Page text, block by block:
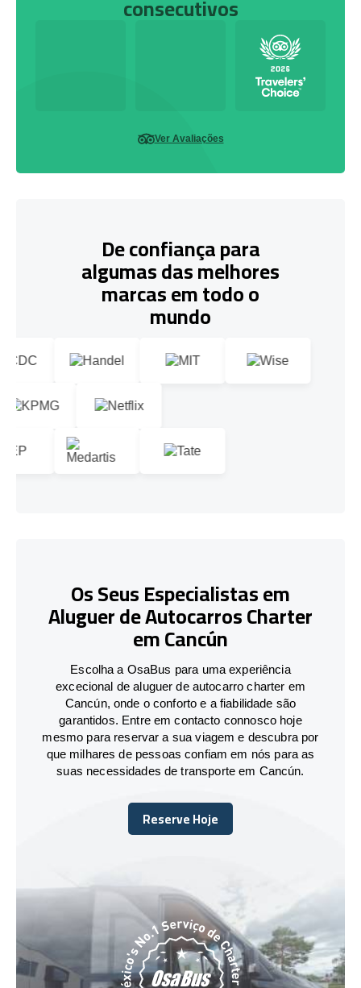
consecutivos
Ver Avaliações
De confiança para
algumas das melhores
marcas em todo o
mundo
Os Seus Especialistas em
Aluguer de Autocarros Charter
em Cancún
Escolha a OsaBus para uma experiência
excecional de aluguer de autocarro charter em
Cancún, onde o conforto e a fiabilidade são
garantidos. Entre em contacto connosco hoje
mesmo para reservar a sua viagem e descubra por
que milhares de pessoas confiam em nós para as
suas necessidades de transporte em Cancún.
Reserve Hoje
Reserve Hoje